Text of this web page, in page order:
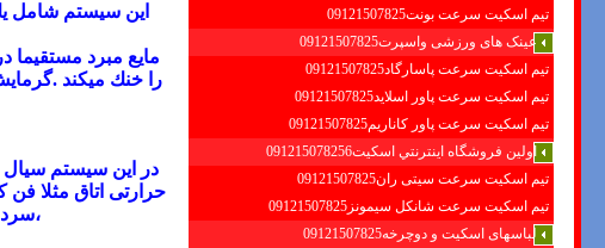
تیم اسکیت سرعت بونت09121507825
عینک های ورزشی واسپرت09121507825
تیم اسکیت سرعت پاسارگاد09121507825
تیم اسکیت سرعت پاور اسلاید09121507825
تیم اسکیت سرعت پاور کاناریم09121507825
اولين فروشگاه اينترنتي اسكيت091215078256
تیم اسکیت سرعت سیتی ران09121507825
تیم اسکیت سرعت شانکل سیمونز09121507825
لباسهای اسکیت و دوچرخه09121507825
این سیستم شامل
مایع مبرد مستقیما
در این سیستم سیال
حرارتی اتاق مثلا
،سرد یا گرم